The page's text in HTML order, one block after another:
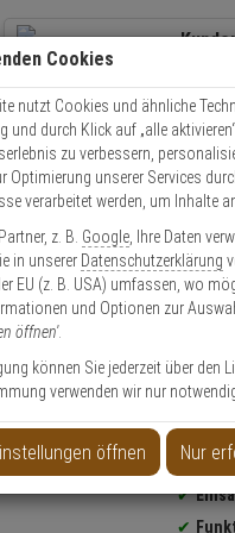
Kontaktservice
Mo. - Do.: 8:00 - 16:30 Fr. 8:00 -
Abus
Halbzyl., 5
Cookies
nutzt Cookies und ähnliche
und durch Klick auf „alle
zu verbessern,
Optimierung unserer Services
verarbeitet werden, um Inhalte
z. B. Google , Ihre Daten
in unserer Datenschutzerklärung
EU (z. B. USA) umfassen, wo
und Optionen zur
öffnen'.
können Sie jederzeit über den
verwenden wir nur
öffnen Nur